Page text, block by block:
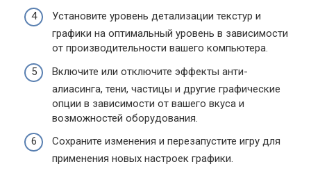
Установите уровень детализации текстур и
графики на оптимальный уровень в зависимости
от производительности вашего компьютера.
Включите или отключите эффекты анти-
алиасинга, тени, частицы и другие графические
опции в зависимости от вашего вкуса и
возможностей оборудования.
Сохраните изменения и перезапустите игру для
применения новых настроек графики.